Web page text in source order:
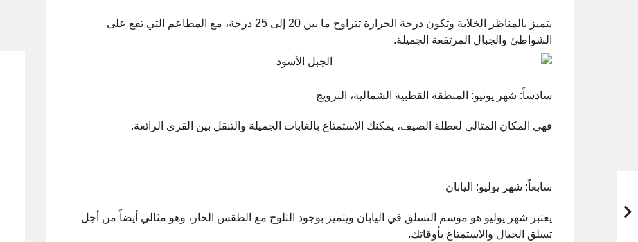
يتميز بالمناظر الخلابة وتكون درجة الحرارة تتراوح ما بين 20 إلى 25 درجة، مع المطاعم التي تقع على
الشواطئ والجبال المرتفعة الجميلة.
سادساً: شهر يونيو: المنطقة القطبية الشمالية، النرويج
فهي المكان المثالي لعطلة الصيف، يمكنك الاستمتاع بالغابات الجميلة والتنقل بين القرى الرائعة.
سابعاً: شهر يوليو: اليابان
يعتبر شهر يوليو هو موسم التسلق في اليابان ويتميز بوجود الثلوج مع الطقس الحار، وهو مثالي أيضاً من أجل
تسلق الجبال والاستمتاع بأوقاتك.